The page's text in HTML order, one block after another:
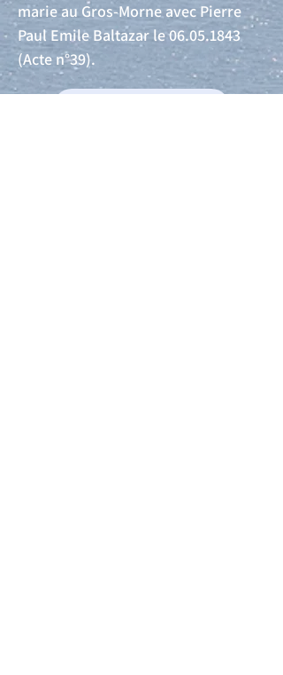
marie au Gros-Morne avec Pierre
Paul Emile Baltazar le06.05.1843
(Acte n°39).